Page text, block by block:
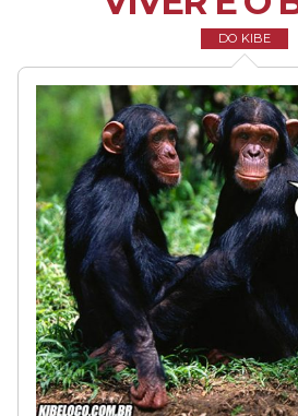
DO KIBE